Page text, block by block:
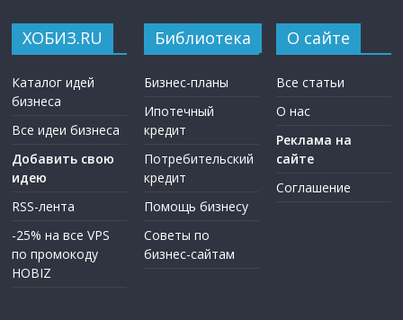
ХОБИЗ.RU
Каталог идей
бизнеса
Все идеи бизнеса
Добавить свою
идею
RSS-лента
-25% на все VPS
по промокоду
HOBIZ
Библиотека
Бизнес-планы
Ипотечный
кредит
Потребительский
кредит
Помощь бизнесу
Советы по
бизнес-сайтам
О сайте
Все статьи
О нас
Реклама на
сайте
Соглашение